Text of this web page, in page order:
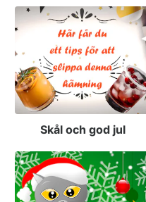
Skål och god jul